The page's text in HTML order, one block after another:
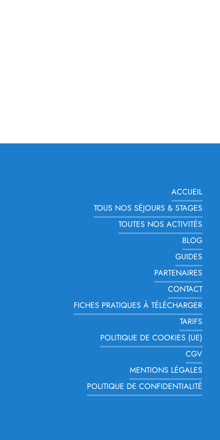
ACCUEIL
TOUS NOS SÉJOURS & STAGES
TOUTES NOS ACTIVITÉS
BLOG
GUIDES
PARTENAIRES
CONTACT
FICHES PRATIQUES À TÉLÉCHARGER
TARIFS
POLITIQUE DE COOKIES (UE)
CGV
MENTIONS LÉGALES
POLITIQUE DE CONFIDENTIALITÉ